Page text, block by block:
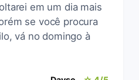
em um dia mais
se você procura
vá no domingo à